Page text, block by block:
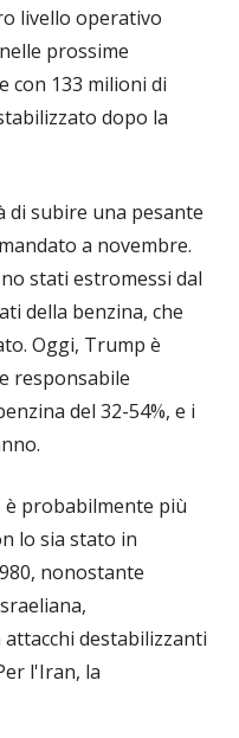
livello operativo
prossime
con 133 milioni di
dopo la
di subire una pesante
a novembre.
stati estromessi dal
della benzina, che
Oggi, Trump è
responsabile
del 32-54%, e i
probabilmente più
lo sia stato in
nonostante
destabilizzanti
l'Iran, la